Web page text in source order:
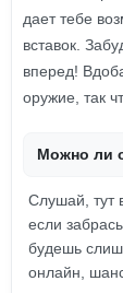
дает тебе
вставок.
вперед!
оружие, так
Можно ли
Слушай, тут
если
будешь
онлайн,